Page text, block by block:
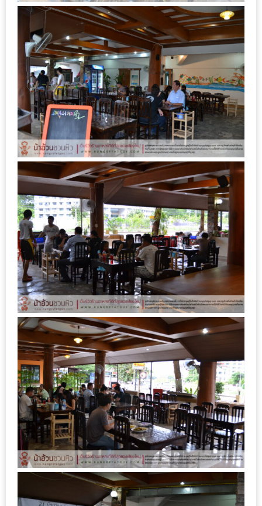
งาน
ทั้ง
ช้อป
กิน
เที่ยว
พร้อม
โปร
โม
ชั่น
สำหรับ
คน
รัก
บ้าน
มากมาย
MAPS
MY
ACCOUNT
NEW
FACEBOOK
TIMELINE
POLICY
OKTOBERFEST
ครั้ง
ที่
2
เทศกาล
เบียร์